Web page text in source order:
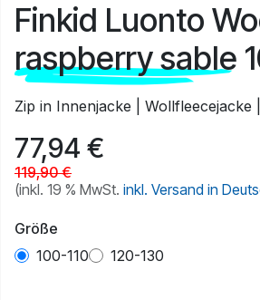
Finkid Luonto
raspberry sable
Zip in Innenjacke |
77,94 €
119,90€
(inkl. 19 % MwSt. inkl. Versand in
Größe
100-110
120-130